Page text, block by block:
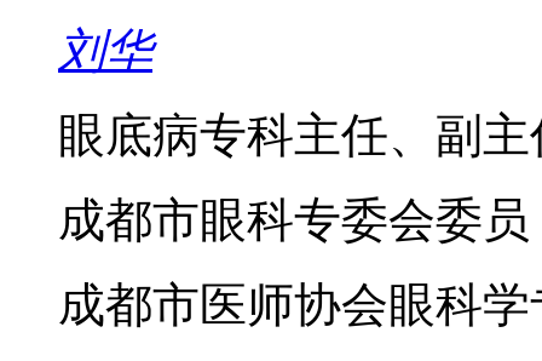
刘华
眼底病专科主任、副
成都市眼科专委会委员
成都市医师协会眼科